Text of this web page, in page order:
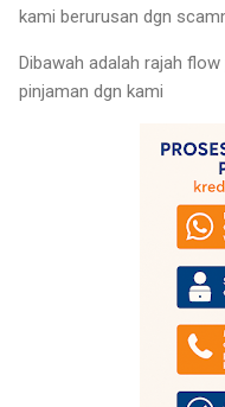
kami berurusan dgn
Dibawah adalah rajah
pinjaman dgn kami